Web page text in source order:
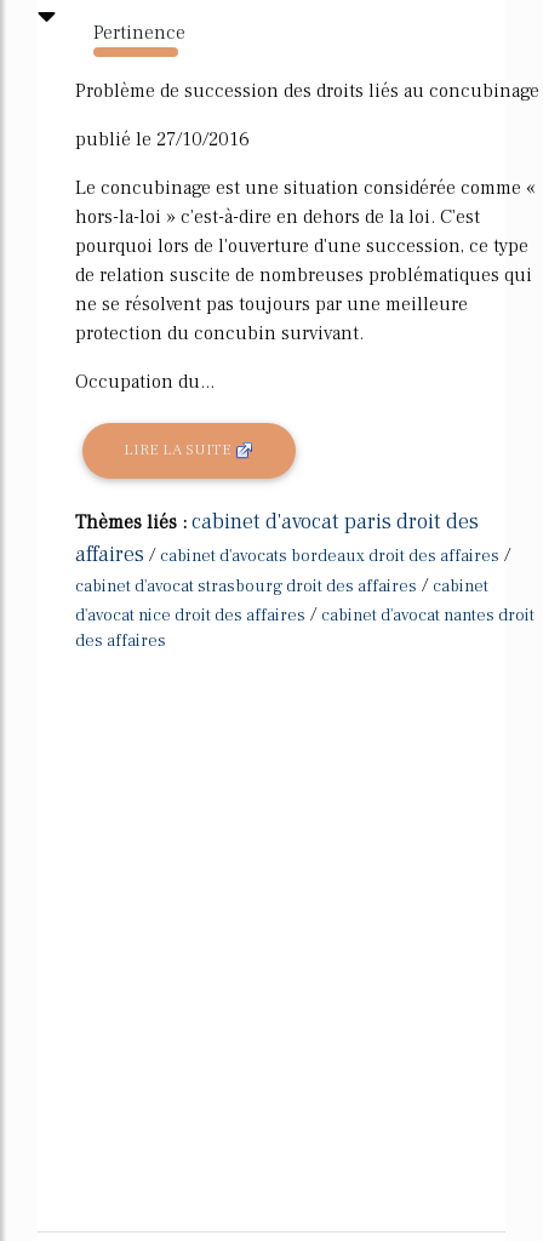
Pertinence
7010%
Problème de succession des droits liés au concubinage
publié le 27/10/2016
Le concubinage est une situation considérée comme «
hors-la-loi » c'est-à-dire en dehors de la loi. C'est
pourquoi lors de l'ouverture d'une succession, ce type
de relation suscite de nombreuses problématiques qui
ne se résolvent pas toujours par une meilleure
protection du concubin survivant.
Occupation du...
LIRE LA SUITE
Thèmes liés : cabinet d'avocat paris droit des
affaires / cabinet d'avocats bordeaux droit des affaires /
cabinet d'avocat strasbourg droit des affaires / cabinet
d'avocat nice droit des affaires / cabinet d'avocat nantes droit
des affaires